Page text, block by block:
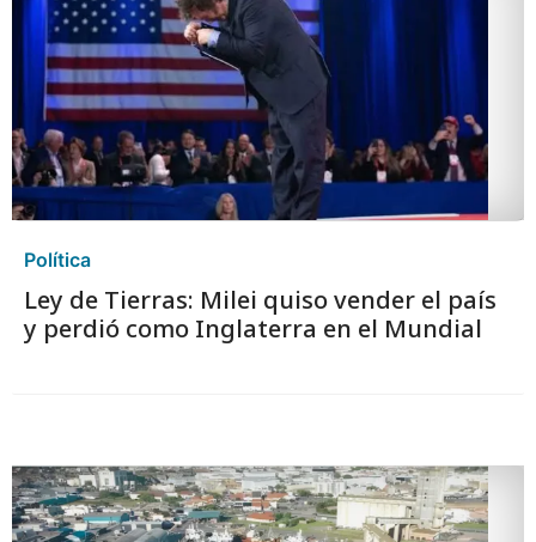
Política
Ley de Tierras: Milei quiso vender el país
y perdió como Inglaterra en el Mundial